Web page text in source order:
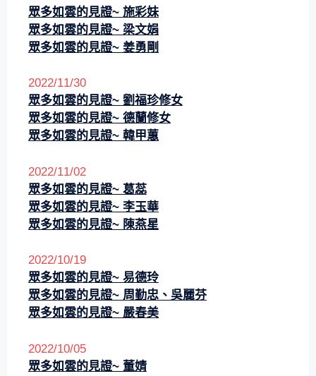
眾多如雲的見證~ 施彩妹
眾多如雲的見證~ 梁文娟
眾多如雲的見證~ 姜勇剛
2022/11/30
眾多如雲的見證~ 劉福珍修女
眾多如雲的見證~ 德蘭修女
眾多如雲的見證~ 韓甲蕙
2022/11/02
眾多如雲的見證~ 葛蕊
眾多如雲的見證~ 李玉華
眾多如雲的見證~ 陳燕星
2022/10/19
眾多如雲的見證~ 易德玲
眾多如雲的見證~ 周勤忠、吳麗芬
眾多如雲的見證~ 嚴春美
2022/10/05
眾多如雲的見證~ 董婧